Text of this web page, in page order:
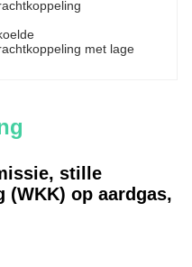
met lage
stille
op aardgas,